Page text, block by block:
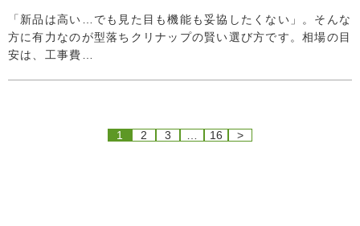
「新品は高い…でも見た目も機能も妥協したくない」。そんな
方に有力なのが型落ちクリナップの賢い選び方です。相場の目
安は、工事費…
1 2 3 16 >